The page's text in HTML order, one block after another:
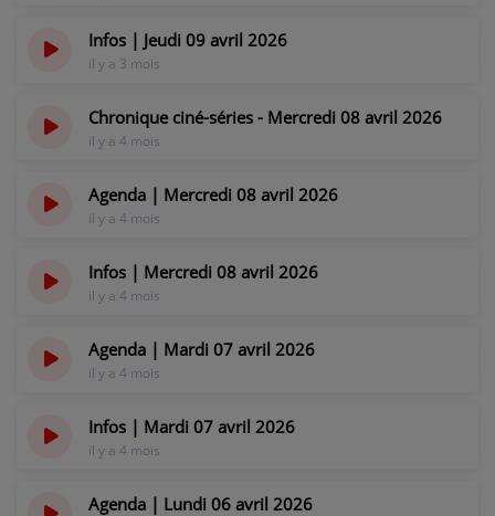
Infos | Jeudi 09 avril 2026
il y a 3 mois
Chronique ciné-séries - Mercredi 08 avril 2026
il y a 4 mois
Agenda | Mercredi 08 avril 2026
il y a 4 mois
Infos | Mercredi 08 avril 2026
il y a 4 mois
Agenda | Mardi 07 avril 2026
il y a 4 mois
Infos | Mardi 07 avril 2026
il y a 4 mois
Agenda | Lundi 06 avril 2026